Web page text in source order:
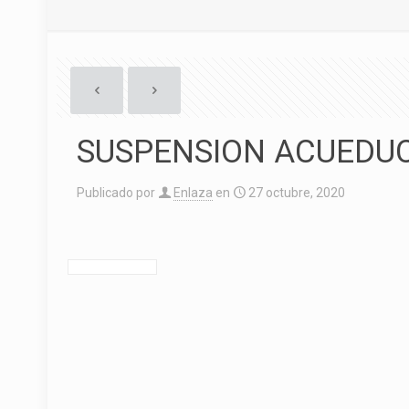
SUSPENSION
Publicado por Enlaza en 27 octubre, 2020